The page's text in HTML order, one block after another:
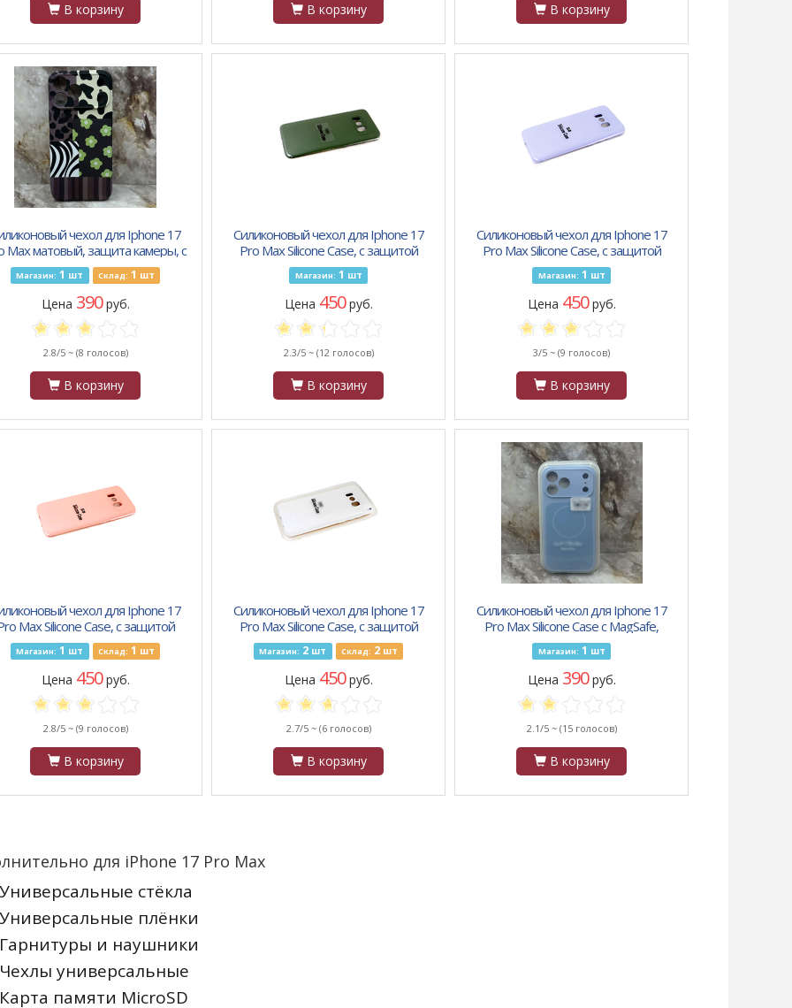
В корзину В корзину В корзину
чехол для Iphone 17
Max матовый, защита камеры, с
рисунком, зеленые цветы
Магазин: 1 шт Склад: 1 шт
Цена 390руб.
2.8/5 ~ (8 голосов)
В корзину
Силиконовый чехол для Iphone 17
Pro Max Silicone Case, с защитой
камеры, с логотипом, хаки
Магазин: 1 шт
Цена 450руб.
2.3/5 ~ (12 голосов)
В корзину
Силиконовый чехол для Iphone 17
Pro Max Silicone Case, с защитой
камеры, с логотипом, сиреневый
Магазин: 1 шт
Цена 450руб.
3/5 ~ (9 голосов)
В корзину
чехол для Iphone 17
Max Silicone Case, с защитой
камеры, с логотипом, розовый
Магазин: 1 шт Склад: 1 шт
Цена 450руб.
2.8/5 ~ (9 голосов)
В корзину
Силиконовый чехол для Iphone 17
Pro Max Silicone Case, с защитой
камеры, с логотипом, белый
Магазин: 2 шт Склад: 2шт
Цена 450руб.
2.7/5 ~ (6 голосов)
В корзину
Силиконовый чехол для Iphone 17
Pro Max Silicone Case с MagSafe,
защита камеры, голубой
Магазин: 1 шт
Цена 390руб.
2.1/5 ~ (15 голосов)
В корзину
для iPhone 17 Pro Max
Универсальные стёкла
Универсальные плёнки
Гарнитуры и наушники
Чехлы универсальные
Карта памяти MicroSD